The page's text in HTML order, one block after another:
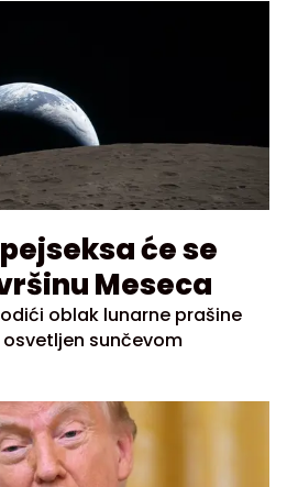
će se
Meseca
oblak lunarne prašine
sunčevom